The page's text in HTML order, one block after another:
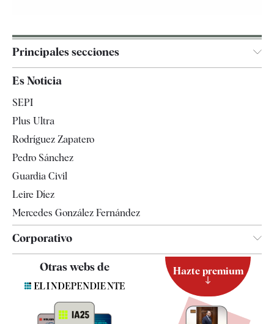
Principales secciones
España
Televisión
Es Noticia
SEPI
Plus Ultra
Rodríguez Zapatero
Pedro Sánchez
Guardia Civil
Leire Díez
Mercedes González Fernández
Corporativo
Contacto
Otras webs de Hazte premium